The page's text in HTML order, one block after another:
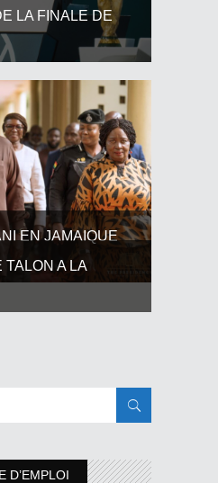
LA FINALE DE
EN JAMAIQUE
TALON A LA
D’EMPLOI